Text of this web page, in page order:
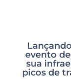
evento
sua
picos de